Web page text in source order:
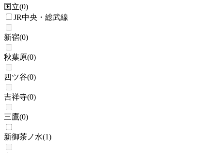
国立(0)
JR中央・総武線
新宿(0)
秋葉原(0)
四ツ谷(0)
吉祥寺(0)
三鷹(0)
新御茶ノ水(1)